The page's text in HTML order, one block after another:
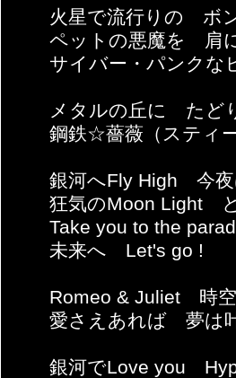
火星で流行りの ボ
ペットの悪魔を 肩
サイバー・パンク
メタルの丘に たど
鋼鉄☆薔薇（スティ
銀河へFly High 今夜
狂気のMoon Light
Take you to the
未来へ Let's go !
Romeo & Juliet 時
愛さえあれば 夢は
銀河でLove you